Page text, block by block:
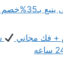
نقل عفش من مكة
+ فك مجاني